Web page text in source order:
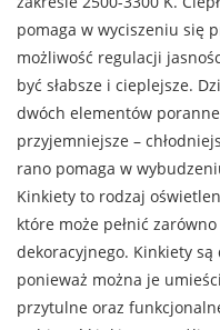
pomaga w wyciszeniu się
możliwość regulacji
być słabsze i cieplejsze.
dwóch elementów
przyjemniejsze –
rano pomaga w
Kinkiety to rodzaj
które może pełnić
dekoracyjnego. Kinkiety
ponieważ można je
przytulne oraz